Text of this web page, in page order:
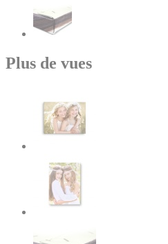
Plus de vues